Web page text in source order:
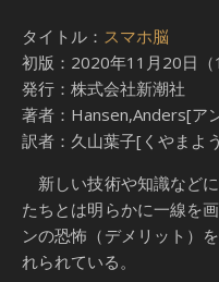
タイトル： スマホ脳
初版：2020年11月20日（
発行：株式会社新潮社
著者：Hansen,Anders[ア
訳者：久山葉子[くやまよ
新しい技術や知識など
たちとは明らかに一線を
ンの恐怖（デメリット）
れられている。